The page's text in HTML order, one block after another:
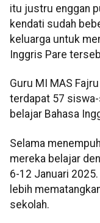
itu justru enggan
kendati sudah
keluarga untuk
Inggris Pare
Guru MI MAS
terdapat 57
belajar Bahasa
Selama
mereka belajar
6-12 Januari
lebih
sekolah.